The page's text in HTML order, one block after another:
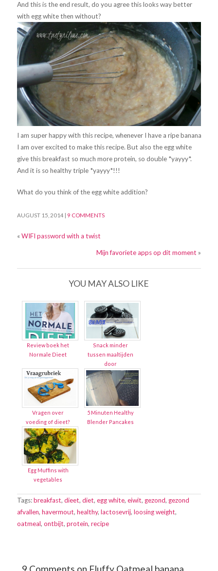
And this is the end result, do you agree this looks way better
with egg white then without?
I am super happy with this recipe, whenever I have a ripe banana
I am over excited to make this recipe. But also the egg white
give this breakfast so much more protein, so double *yayyy*.
And it is so healthy triple *yayyy*!!!
What do you think of the egg white addition?
AUGUST 15, 2014 9 COMMENTS
« WIFI password with a twist
Mijn favoriete apps op dit moment »
YOU MAY ALSO LIKE
Review boek het
Normale Dieet
Snack minder
tussen maaltijden
door
Vragen over
voeding of dieet?
5 Minuten Healthy
Blender Pancakes
Egg Muffins with
vegetables
Tags:breakfast, dieet, diet, egg white, eiwit, gezond, gezond
afvallen, havermout, healthy, lactosevrij, loosing weight,
oatmeal, ontbijt, protein, recipe